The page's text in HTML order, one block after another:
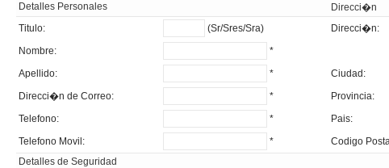
Detalles Personales
Direcci�n
Titulo:
(Sr/Sres/Sra) Direcci�n:
Nombre:
*
Apellido:
* Ciudad:
Direcci�n de Correo:
* Provincia:
Telefono:
* Pais:
Telefono Movil:
* Codigo
Detalles de Seguridad